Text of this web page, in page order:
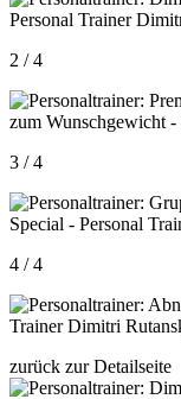
2 / 4
3 / 4
4 / 4
zurück zur Detailseite